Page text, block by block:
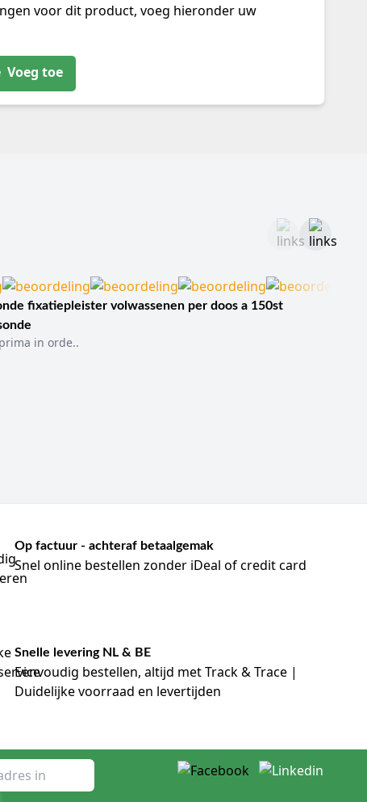
voor dit product, voeg hieronder uw
Voeg toe
fixatiepleister volwassenen per doos a 150st
in orde..
Op factuur - achteraf betaalgemak
Snel online bestellen zonder iDeal of credit card
Snelle levering NL & BE
Eenvoudig bestellen, altijd met Track & Trace |
Duidelijke voorraad en levertijden